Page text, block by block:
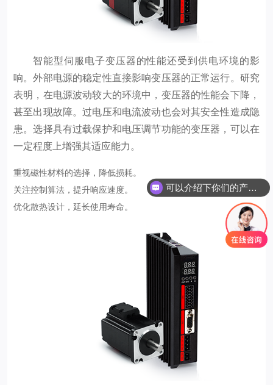
智能型伺服电子变压器的性能还受到供电环境的影
响。外部电源的稳定性直接影响变压器的正常运行。研究
表明，在电源波动较大的环境中，变压器的性能会下降，
甚至出现故障。过电压和电流波动也会对其安全性造成隐
患。选择具有过载保护和电压调节功能的变压器，可以在
一定程度上增强其适应能力。
重视磁性材料的选择，降低损耗。
关注控制算法，提升响应速度。
优化散热设计，延长使用寿命。
你们是怎么收费的呢